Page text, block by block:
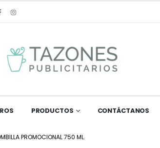
PRODUCTOS CONTÁCTANOS
PROMOCIONAL 750 ML.